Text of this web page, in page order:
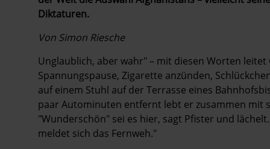
Diktaturen.
Von Simon Riesche
Unglaublich, aber wahr" – mit diesen Worten
Spannungspause, Zigarette anzünden,
auf einem Stuhl auf der Terrasse eines
paar Autominuten entfernt lebt er zusammen mit
"Wunderschön" sei es hier, sagt Pfister und
meldet sich das Fernweh."